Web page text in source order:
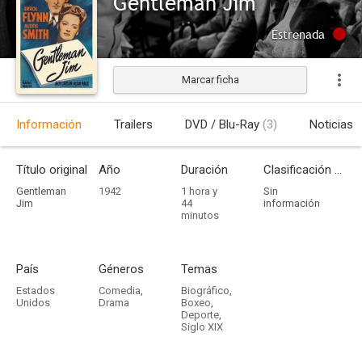
Estrenada
Marcar ficha
Información Trailers DVD / Blu-Ray (3) Noticias
Título original
Gentleman
Jim
Año
1942
Duración
1 hora y
44
minutos
Clasificación por edades
Sin
información
País
Estados
Unidos
Géneros
Comedia,
Drama
Temas
Biográfico,
Boxeo,
Deporte,
Siglo XIX